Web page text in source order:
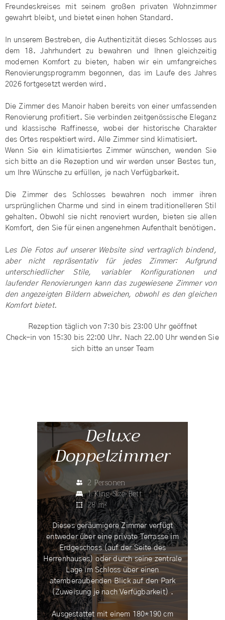
Freundeskreises mit seinem großen privaten Wohnzimmer
gewahrt bleibt, und bietet einen hohen Standard.
In unserem Bestreben, die Authentizität dieses Schlosses aus
dem 18. Jahrhundert zu bewahren und Ihnen gleichzeitig
modernen Komfort zu bieten, haben wir ein umfangreiches
Renovierungsprogramm begonnen, das im Laufe des Jahres
2026 fortgesetzt werden wird.
Die Zimmer des Manoir haben bereits von einer umfassenden
Renovierung profitiert. Sie verbinden zeitgenössische Eleganz
und klassische Raffinesse, wobei der historische Charakter
des Ortes respektiert wird. Alle Zimmer sind klimatisiert.
Wenn Sie ein klimatisiertes Zimmer wünschen, wenden Sie
sich bitte an die Rezeption und wir werden unser Bestes tun,
um Ihre Wünsche zu erfüllen, je nach Verfügbarkeit.
Die Zimmer des Schlosses bewahren noch immer ihren
ursprünglichen Charme und sind in einem traditionelleren Stil
gehalten. Obwohl sie nicht renoviert wurden, bieten sie allen
Komfort, den Sie für einen angenehmen Aufenthalt benötigen.
es Die Fotos auf unserer Website sind vertraglich bindend,
aber nicht repräsentativ für jedes Zimmer: Aufgrund
unterschiedlicher Stile, variabler Konfigurationen und
laufender Renovierungen kann das zugewiesene Zimmer von
den angezeigten Bildern abweichen, obwohl es den gleichen
Komfort bietet.
Rezeption täglich von 7:30 bis 23:00 Uhr geöffnet
Check-in von 15:30 bis 22:00 Uhr. Nach 22.00 Uhr wenden Sie
sich bitte an unser Team
Deluxe
Doppelzimmer
Dieses geräumigere Zimmer verfügt
entweder über eine private Terrasse im
Erdgeschoss (auf der Seite des
Herrenhauses) oder durch seine zentrale
Lage im Schloss über einen
atemberaubenden Blick auf den Park
(Zuweisung je nach Verfügbarkeit) .
Ausgestattet mit einem 180*190 cm
2 Personen
1 King-Size-Bett
28 m²